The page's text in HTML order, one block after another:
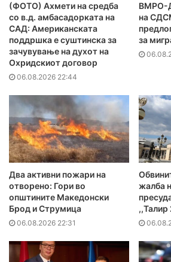
(ФОТО) Ахмети на средба
со в.д. амбасадорката на
САД: Американската
поддршка е суштинска за
зачувување на духот на
Охридскиот договор
06.08.2026 22:44
ВМРО-
на
за
Два активни пожари на
отворено: Гори во
општините Македонски
Брод и Струмица
06.08.2026 22:31
жалба
,,Талир